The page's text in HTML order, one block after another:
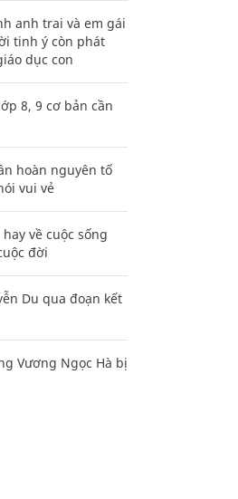
anh trai và em gái
tinh ý còn phát
dục con
8, 9 cơ bản cần
hoàn nguyên tố
vui vẻ
về cuộc sống
đời
Du qua đoạn kết
Vương Ngọc Hà bị